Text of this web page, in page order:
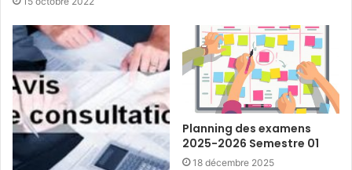
Planning des examens
2025-2026 Semestre 01
18 décembre 2025